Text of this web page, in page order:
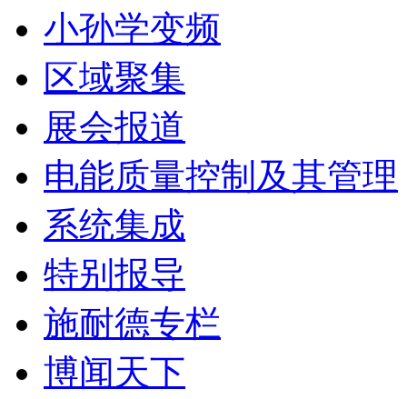
小孙学变频
区域聚集
展会报道
电能质量控制及其管理
系统集成
特别报导
施耐德专栏
博闻天下